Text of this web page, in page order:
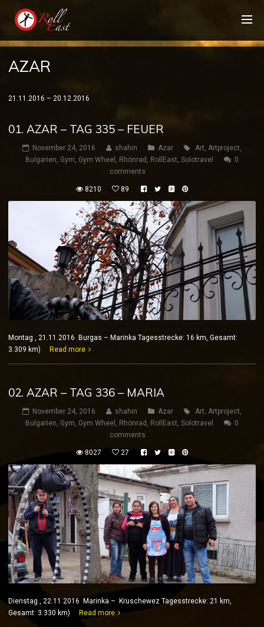
AZAR
21.11.2016 – 20.12.2016
01. AZAR – TAG 335 – FEUER
November 24, 2016 shahin Azar Art, Artproject,
Bulgarien, Gym, Gym Wheel , Rhönrad , RollEast, Solotravel
0
comments
8210 89
Montag , 21.11.2016 Burgas – Marinka Tagesstrecke: 16 km, Gesamt:
3.309 km)
Read more
02. AZAR – TAG 336 – MARIA
November 24, 2016 shahin Azar Art, Artproject,
Bulgarien, Gym, Gym Wheel , Rhönrad , RollEast, Solotravel
0
comments
8027 27
Dienstag , 22.11.2016 Marinka – Kruschewez Tagesstrecke: 21 km,
Gesamt: 3.330 km)
Read more